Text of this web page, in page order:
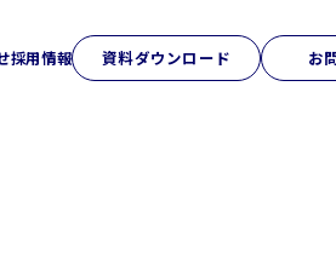
採用情報 資料ダウンロード お